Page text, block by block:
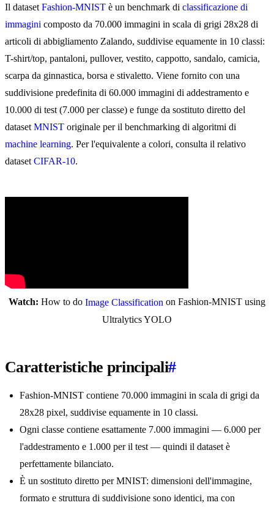
Il dataset Fashion-MNIST è un benchmark di classificazione di
immagini composto da 70.000 immagini in scala di grigi 28x28 di
articoli di abbigliamento Zalando, suddivise equamente in 10 classi:
T-shirt/top, pantaloni, pullover, vestito, cappotto, sandalo, camicia,
scarpa da ginnastica, borsa e stivaletto. Viene fornito con una
suddivisione predefinita di 60.000 immagini di addestramento e
10.000 di test (7.000 per classe) e funge da sostituto diretto del
dataset MNIST originale per il benchmarking di algoritmi di
machine learning. Per l'equivalente a colori, consulta il relativo
dataset CIFAR-10.
Watch: How to do Image Classification on Fashion-MNIST using
Ultralytics YOLO
Caratteristiche principali#
Fashion-MNIST contiene 70.000 immagini in scala di grigi da
28x28 pixel, suddivise equamente in 10 classi.
Ogni classe contiene esattamente 7.000 immagini — 6.000 per
l'addestramento e 1.000 per il test — quindi il dataset è
perfettamente bilanciato.
È un sostituto diretto per MNIST: dimensioni dell'immagine,
formato e struttura di suddivisione sono identici, ma con